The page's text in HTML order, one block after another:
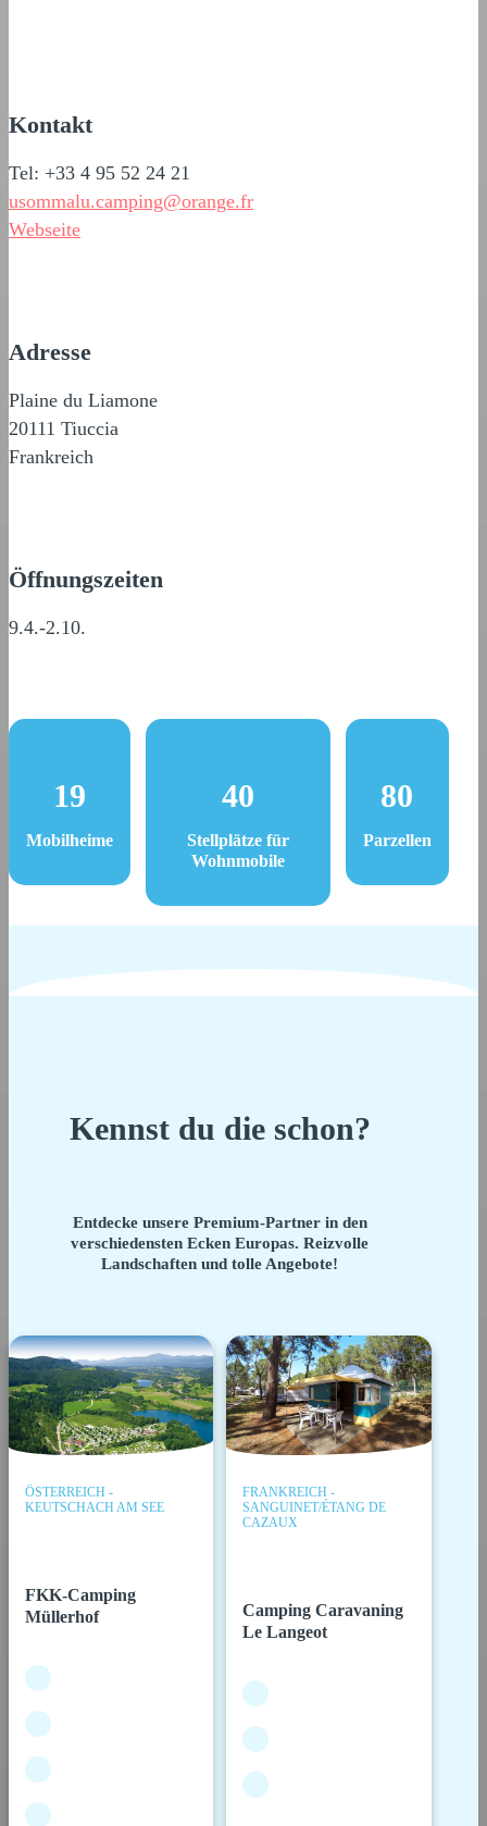
Kontakt
Tel: +33 4 95 52 24 21
usommalu.camping@orange.fr
Webseite
Adresse
Plaine du Liamone
20111 Tiuccia
Frankreich
Öffnungszeiten
9.4.-2.10.
19
Mobilheime
40
Stellplätze für
Wohnmobile
80
Parzellen
Kennst du die schon?
Entdecke unsere Premium-Partner in den
verschiedensten Ecken Europas. Reizvolle
Landschaften und tolle Angebote!
ÖSTERREICH -
KEUTSCHACH AM SEE
FKK-Camping
Müllerhof
FRANKREICH -
SANGUINET/ÉTANG DE
CAZAUX
Camping Caravaning
Le Langeot